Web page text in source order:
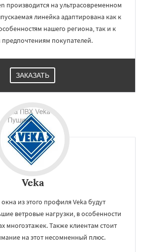
производится на ультрасовременном
линейка адаптирована как к
нашего региона, так и к
покупателей.
ЗАКАЗАТЬ
Veka
из этого профиля Veka будут
ветровые нагрузки, в особенности
многоэтажек. Также клиентам стоит
на этот несомненный плюс.